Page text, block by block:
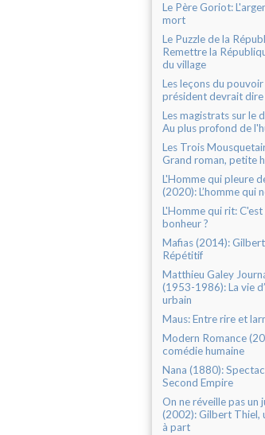
Le Père Goriot:
mort
Le Puzzle de la
Remettre la
du village
Les leçons du
président devrait dire
Les magistrats sur le
Au plus profond de
Les Trois
Grand roman, petite
L'Homme qui pleure
(2020): L’homme qui
L'Homme qui rit:
bonheur ?
Mafias (2014):
Répétitif
Matthieu Galey
(1953-1986): La vie
urbain
Maus: Entre rire et
Modern Romance
comédie humaine
Nana (1880):
Second Empire
On ne réveille pas un
(2002): Gilbert Thiel,
à part